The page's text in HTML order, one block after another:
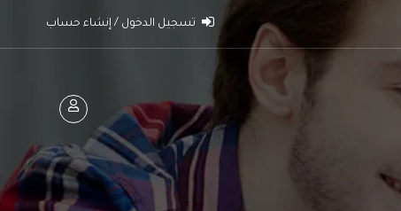
تسجيل الدخول / إنشاء حساب